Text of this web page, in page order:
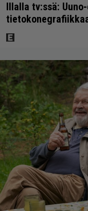
Illalla tv:ssä: